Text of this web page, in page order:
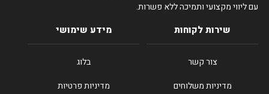
עם ליווי מקצועי ותמיכה ללא פשרות.
שירות לקוחות
צור קשר
מדיניות משלוחים
מידע שימושי
בלוג
מדיניות פרטיות